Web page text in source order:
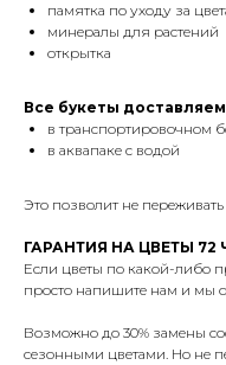
памятка по уходу за
минералы для растений
открытка
Все букеты
в транспортировочном
в аквапаке с водой
Это позволит не переживать
ГАРАНТИЯ НА ЦВЕТЫ 72
Если цветы по какой-либо
просто напишите нам и мы
Возможно до 30% замены
сезонными цветами. Но не